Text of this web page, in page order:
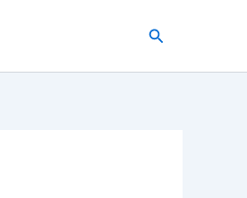
Szukaj